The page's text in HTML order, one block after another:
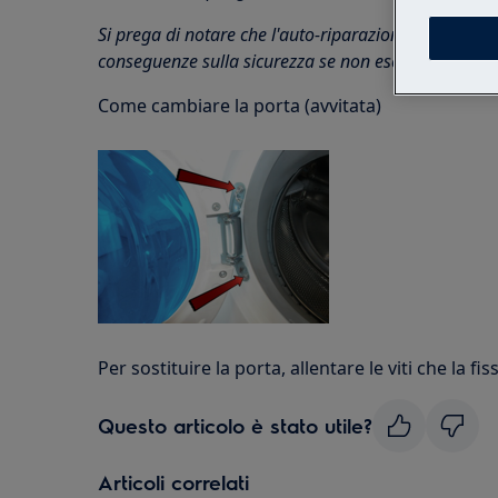
Si prega di notare che l'auto-riparazione o la
conseguenze sulla sicurezza se non eseguite
Come cambiare la porta (avvitata)
Per sostituire la porta, allentare le viti che la
Questo articolo è stato utile?
Articoli correlati